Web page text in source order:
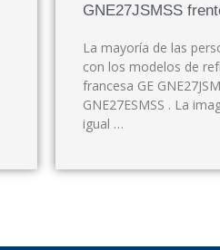
GNE27JSMSS
La mayoría de las
con los modelos de
francesa GE
GNE27ESMSS . La
igual …